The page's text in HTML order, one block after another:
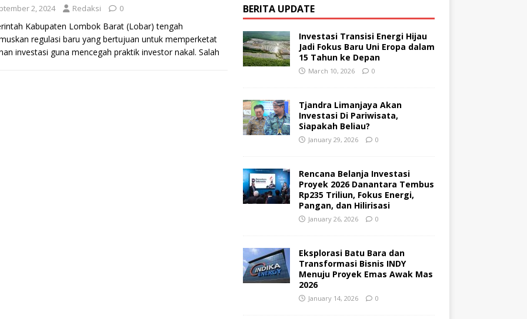
2, 2024 Redaksi 0
Kabupaten Lombok Barat (Lobar) tengah
regulasi baru yang bertujuan untuk memperketat
investasi guna mencegah praktik investor nakal. Salah
BERITA UPDATE
Investasi Transisi Energi Hijau
Jadi Fokus Baru Uni Eropa dalam
15 Tahun ke Depan
March 10, 2026 0
Tjandra Limanjaya Akan
Investasi Di Pariwisata,
Siapakah Beliau?
January 29, 2026 0
Rencana Belanja Investasi
Proyek 2026 Danantara Tembus
Rp235 Triliun, Fokus Energi,
Pangan, dan Hilirisasi
January 26, 2026 0
Eksplorasi Batu Bara dan
Transformasi Bisnis INDY
Menuju Proyek Emas Awak Mas
2026
January 14, 2026 0